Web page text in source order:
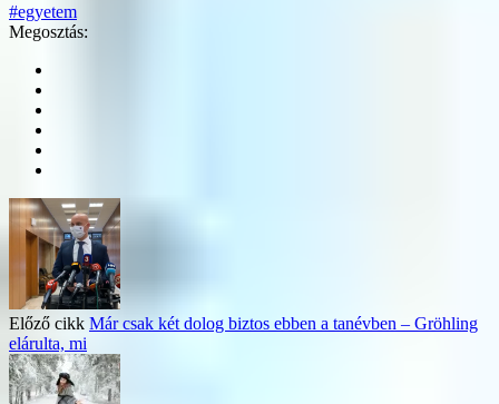
#egyetem
Megosztás:
Előző cikk Már csak két dolog biztos ebben a tanévben – Gröhling
elárulta, mi